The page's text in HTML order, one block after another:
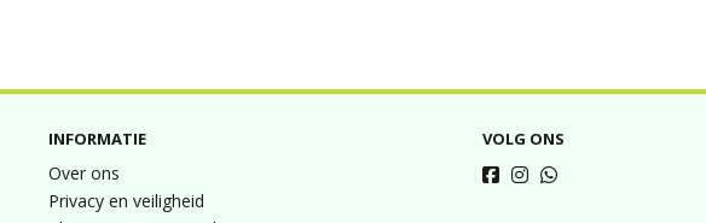
INFORMATIE
Over ons
Privacy en veiligheid
VOLG ONS